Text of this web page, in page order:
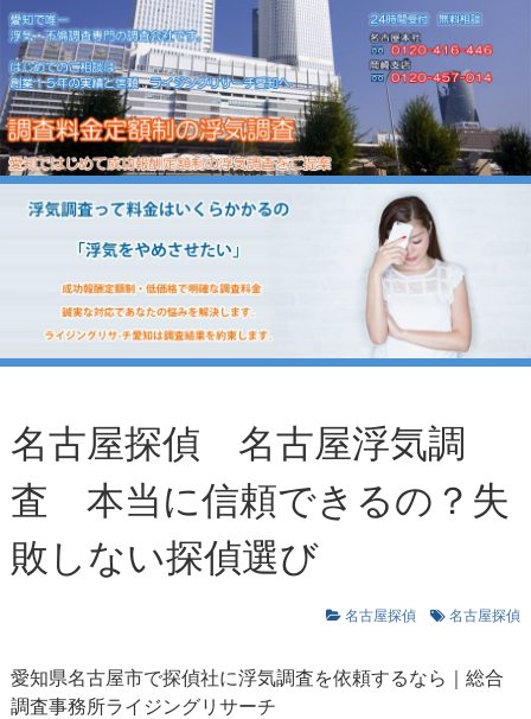
名古屋探偵 名古屋浮気調
査 本当に信頼できるの？失
敗しない探偵選び
名古屋探偵 名古屋探偵
愛知県名古屋市で探偵社に浮気調査を依頼するなら｜総合
調査事務所ライジングリサーチ